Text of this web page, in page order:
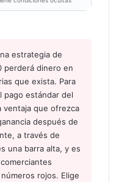
estrategia de
perderá dinero en
que exista. Para
pago estándar del
ventaja que ofrezca
después de
a través de
una barra alta, y es
rojos. Elige